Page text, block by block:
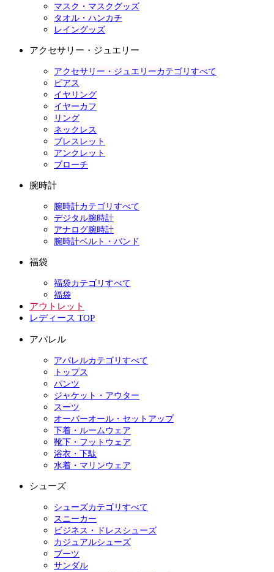
マスク・マスクグッズ
タオル・ハンカチ
レイングッズ
アクセサリー・ジュエリー
アクセサリー・ジュエリーカテゴリすべて
ピアス
イヤリング
イヤーカフ
リング
ネックレス
ブレスレット
アンクレット
ブローチ
腕時計
腕時計カテゴリすべて
デジタル腕時計
アナログ腕時計
腕時計ベルト・バンド
福袋
福袋カテゴリすべて
福袋
アウトレット
レディース TOP
アパレル
アパレルカテゴリすべて
トップス
パンツ
ジャケット・アウター
スーツ
オーバーオール・セットアップ
下着・ルームウェア
靴下・フットウェア
浴衣・下駄
水着・マリンウェア
シューズ
シューズカテゴリすべて
スニーカー
ビジネス・ドレスシューズ
カジュアルシューズ
ブーツ
サンダル